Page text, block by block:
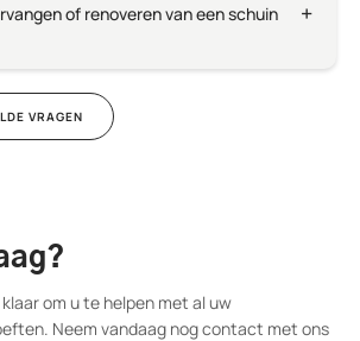
of renoveren van een schuin
VRAGEN
om u te helpen met al uw
Neem vandaag nog contact met ons